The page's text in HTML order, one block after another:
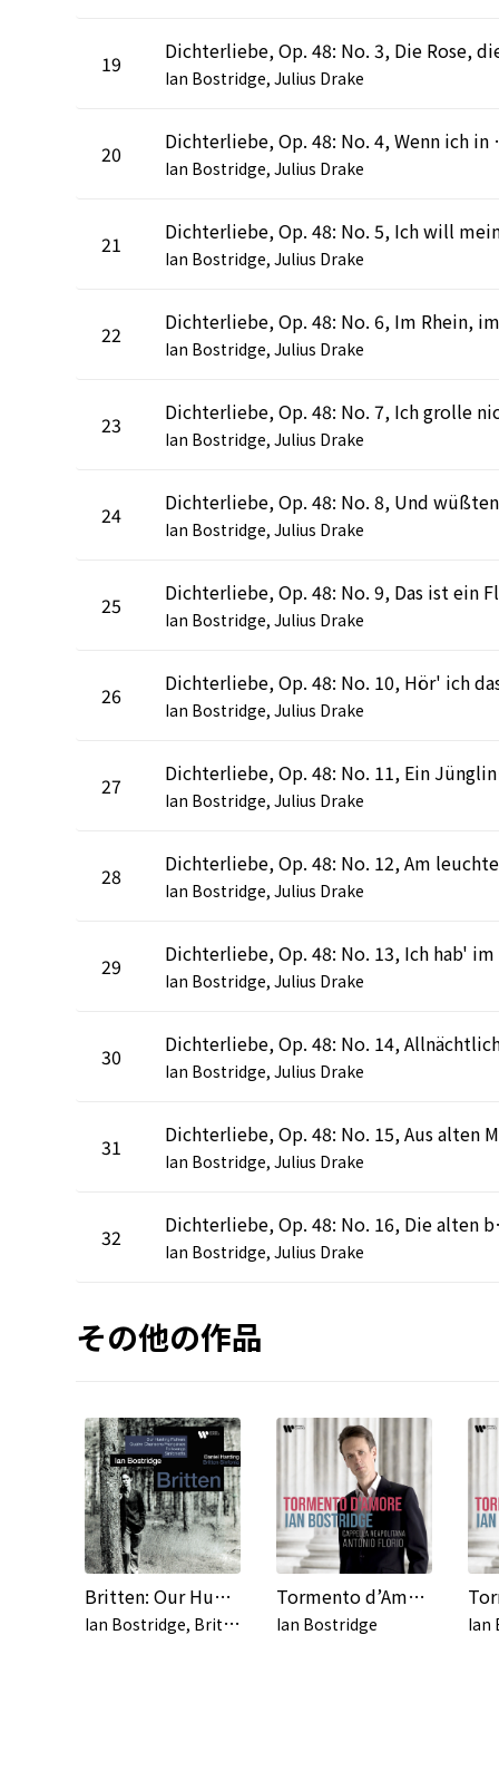
19
Ian Bostridge, Julius Drake
20
Ian Bostridge, Julius Drake
21
Ian Bostridge, Julius Drake
22
Ian Bostridge, Julius Drake
23 Dichterliebe, Op. 48: No. 7, Ich grolle
Ian Bostridge, Julius Drake
24
Ian Bostridge, Julius Drake
25
Ian Bostridge, Julius Drake
26
Ian Bostridge, Julius Drake
27
Ian Bostridge, Julius Drake
28
Ian Bostridge, Julius Drake
29
Ian Bostridge, Julius Drake
30
Ian Bostridge, Julius Drake
31
Ian Bostridge, Julius Drake
32
Ian Bostridge, Julius Drake
その他の作品
Britten: Our Hunting Fathers, Quatre chansons françaises, Folksongs & Sinfonietta
I
an Bostridge, Britten Sinfonia, Daniel Harding
Tormento d’Amore - Provenzale: La Stellidaura, Act 1: "Deh rendetemi ombre care"
Ian Bostridge Ian